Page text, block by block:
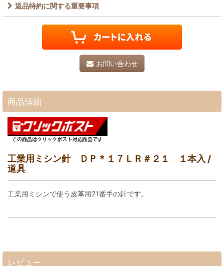
返品特約に関する重要事項
お問い合わせ
商品詳細
工業用ミシン針 ＤＰ＊１７ＬＲ＃２１ １本入 /
道具
工業用ミシンで使う皮革用21番手の針です。
レビュー